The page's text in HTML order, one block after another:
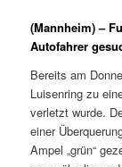
(Mannheim) –
Autofahrer
Bereits am
Luisenring zu
verletzt wurde.
einer
Ampel „grün“